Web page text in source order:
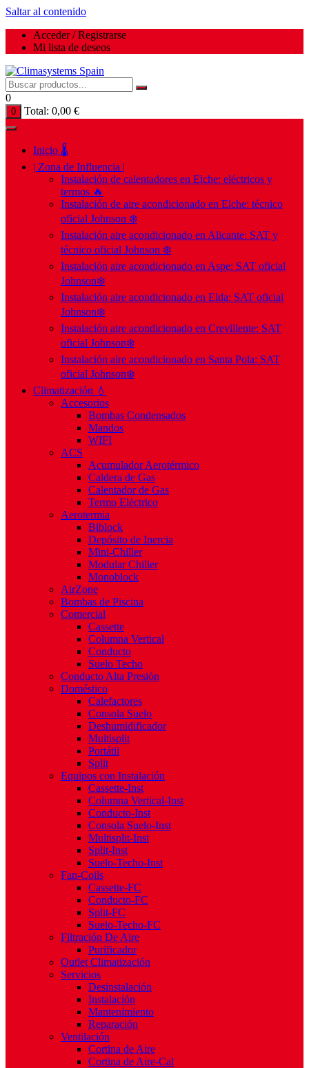
Saltar al contenido
Acceder / Registrarse
Mi lista de deseos
0
0 Total: 0,00 €
Inicio 🌡️
| Zona de Influencia |
Instalación de calentadores en Elche: eléctricos y
termos 🔥
Instalación de aire acondicionado en Elche: técnico
oficial Johnson ❄️
Instalación aire acondicionado en Alicante: SAT y
técnico oficial Johnson ❄️
Instalación aire acondicionado en Aspe: SAT oficial
Johnson❄️
Instalación aire acondicionado en Elda: SAT oficial
Johnson❄️
Instalación aire acondicionado en Crevillente: SAT
oficial Johnson❄️
Instalación aire acondicionado en Santa Pola: SAT
oficial Johnson❄️
Climatización 💧
Accesorios
Bombas Condensados
Mandos
WIFI
ACS
Acumulador Aerotérmico
Caldera de Gas
Calentador de Gas
Termo Eléctrico
Aerotermia
Biblock
Depósito de Inercia
Mini-Chiller
Modular Chiller
Monoblock
AirZone
Bombas de Piscina
Comercial
Cassette
Columna Vertical
Conducto
Suelo Techo
Conducto Alta Presión
Doméstico
Calefactores
Consola Suelo
Deshumidificador
Multisplit
Portátil
Split
Equipos con Instalación
Cassette-Inst
Columna Vertical-Inst
Conducto-Inst
Consola Suelo-Inst
Multisplit-Inst
Split-Inst
Suelo-Techo-Inst
Fan-Coils
Cassette-FC
Conducto-FC
Split-FC
Suelo-Techo-FC
Filtración De Aire
Purificador
Outlet Climatización
Servicios
Desinstalación
Instalación
Mantenimiento
Reparación
Ventilación
Cortina de Aire
Cortina de Aire-Cal